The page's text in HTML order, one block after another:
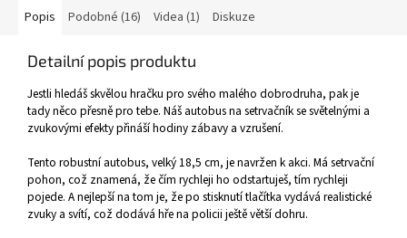
Popis Podobné (16) Videa (1) Diskuze
Detailní popis produktu
Jestli hledáš skvělou hračku pro svého malého dobrodruha, pak je
tady něco přesně pro tebe. Náš autobus na setrvačník se světelnými a
zvukovými efekty přináší hodiny zábavy a vzrušení.
Tento robustní autobus, velký 18,5 cm, je navržen k akci. Má setrvační
pohon, což znamená, že čím rychleji ho odstartuješ, tím rychleji
pojede. A nejlepší na tom je, že po stisknutí tlačítka vydává realistické
zvuky a svítí, což dodává hře na policii ještě větší dohru.